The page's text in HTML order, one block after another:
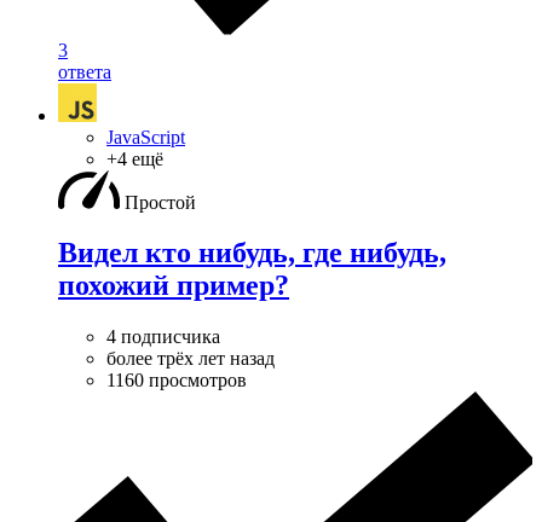
3
ответа
JavaScript
+4 ещё
Простой
Видел кто нибудь, где нибудь,
похожий пример?
4 подписчика
более трёх лет назад
1160 просмотров